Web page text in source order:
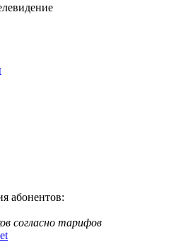
абонентов:
согласно тарифов